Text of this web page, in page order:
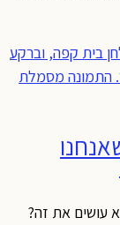
עושים את זה?